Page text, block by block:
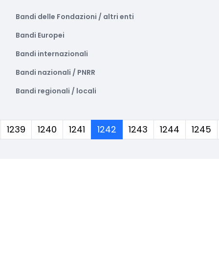
Bandi delle Fondazioni / altri enti
Bandi Europei
Bandi internazionali
Bandi nazionali / PNRR
Bandi regionali / locali
1239 1240 1241 1242 (corrente)
1243 1244 1245